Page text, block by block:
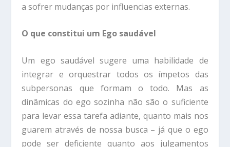
a sofrer mudanças por influencias externas.
O que constitui um Ego saudável
Um ego saudável sugere uma habilidade de
integrar e orquestrar todos os ímpetos das
subpersonas que formam o todo. Mas as
dinâmicas do ego sozinha não são o suficiente
para levar essa tarefa adiante, quanto mais nos
guarem através de nossa busca – já que o ego
pode ser deficiente quanto aos julgamentos